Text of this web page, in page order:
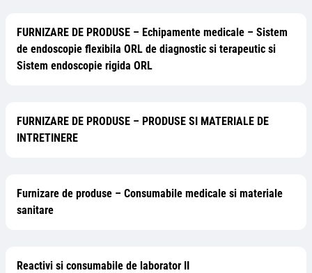
FURNIZARE DE PRODUSE – Echipamente medicale – Sistem
de endoscopie flexibila ORL de diagnostic si terapeutic si
Sistem endoscopie rigida ORL
FURNIZARE DE PRODUSE – PRODUSE SI MATERIALE DE
INTRETINERE
Furnizare de produse – Consumabile medicale si materiale
sanitare
Reactivi si consumabile de laborator II